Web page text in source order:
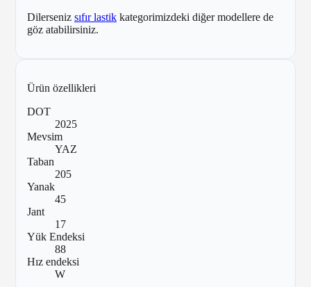
Dilerseniz sıfır lastik kategorimizdeki diğer modellere de
göz atabilirsiniz.
Ürün özellikleri
DOT
2025
Mevsim
YAZ
Taban
205
Yanak
45
Jant
17
Yük Endeksi
88
Hız endeksi
W